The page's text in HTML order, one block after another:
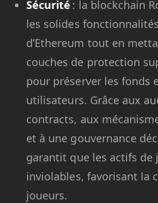
Sécurité : la blockchain
les solides
d’Ethereum tout en
couches de protection
pour préserver les fonds
utilisateurs. Grâce aux
contracts, aux
et à une gouvernance
garantit que les actifs de
inviolables, favorisant la
joueurs.